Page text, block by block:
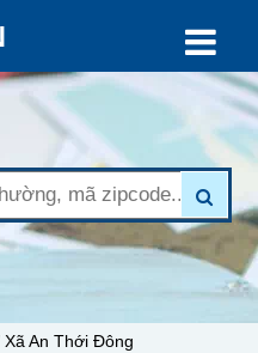
Xã An Thới Đông